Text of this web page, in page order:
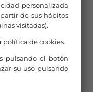
personalizada
de sus hábitos
visitadas).
política de cookies.
pulsando el botón
su uso pulsando